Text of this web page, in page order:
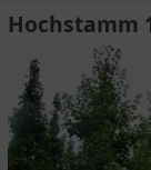
er
reagiert.
liefern Wasser
Hochstamm